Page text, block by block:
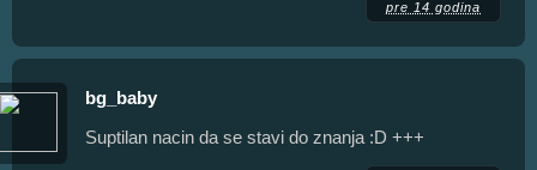
pre 14 godina
bg_baby
Suptilan nacin da se stavi do znanja :D +++